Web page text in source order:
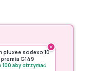
×
pluxee sodexo 10
premia G149
100 aby otrzymać